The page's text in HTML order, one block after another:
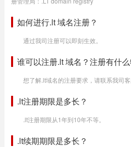
如何进行.lt 域名注册？
通过我司注册可以即刻生效。
谁可以注册.lt 域名？注册有什
想了解.lt域名的注册要求，请联系我司客
.lt注册期限是多长？
.lt注册期限从1年到10年不等。
.lt续期期限是多长？